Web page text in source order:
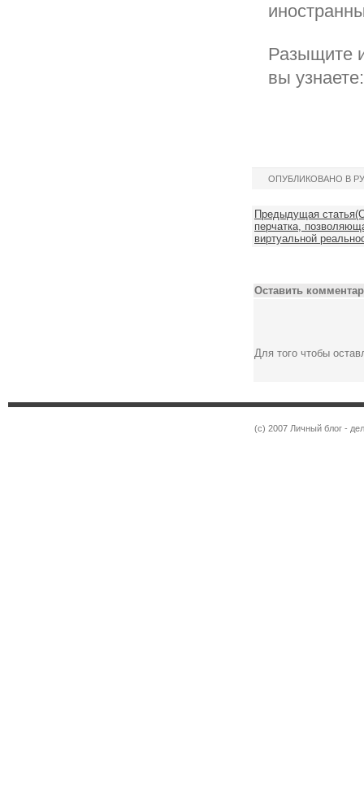
Разыщите
вы узнаете:
ОПУБЛИКОВАНО В
Предыдущая
перчатка,
виртуальной
Оставить
Для того чтобы
(c) 2007 Личный блог -